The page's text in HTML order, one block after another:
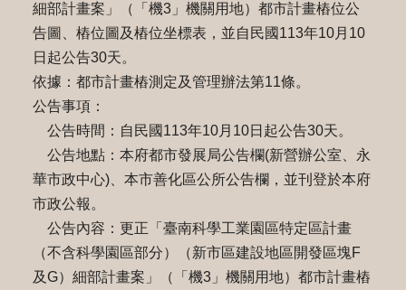
細部計畫案」（「機3」機關用地）都市計畫樁位公
告圖、樁位圖及樁位坐標表，並自民國113年10月10
日起公告30天。
依據：都市計畫樁測定及管理辦法第11條。
公告事項：
公告時間：自民國113年10月10日起公告30天。
公告地點：本府都市發展局公告欄(新營辦公室、永
華市政中心)、本市善化區公所公告欄，並刊登於本府
市政公報。
公告內容：更正「臺南科學工業園區特定區計畫
（不含科學園區部分）（新市區建設地區開發區塊F
及G）細部計畫案」（「機3」機關用地）都市計畫樁